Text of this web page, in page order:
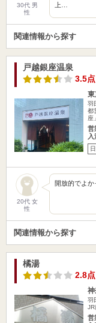
30代 男
性
上…
関連情報から探す
戸越銀座温泉
3.5点
東
羽
都
座
営
20代 女
性
開放的でよ
関連情報から探す
橘湯
2.8点
羽
JR
営